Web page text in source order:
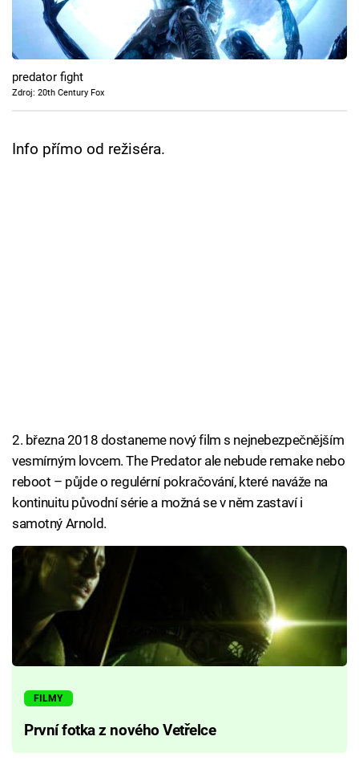
Cool Esport
Pořady
TV Program
predator fight
Zdroj: 20th Century Fox
Info přímo od režiséra.
2. března 2018 dostaneme nový film s nejnebezpečnějším
vesmírným lovcem. The Predator ale nebude remake nebo
reboot – půjde o regulérní pokračování, které naváže na
kontinuitu původní série a možná se v něm zastaví i
samotný Arnold.
FILMY
První fotka z nového Vetřelce